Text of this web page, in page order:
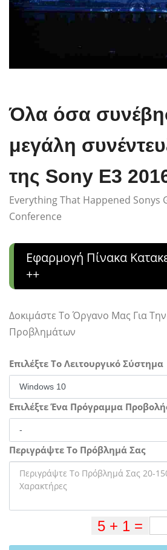
Όλα όσα
μεγάλη
της Sony E3
Everything That Happened Sonys
Conference
Εφαρμογή Πίνακα
++
Δοκιμάστε Το Όργανο Μας Για
Προβλημάτων
Επιλέξτε Το Λειτουργικό Σύστημα
Επιλέξτε Ένα Πρόγραμμα
Περιγράψτε Το Πρόβλημά Σας